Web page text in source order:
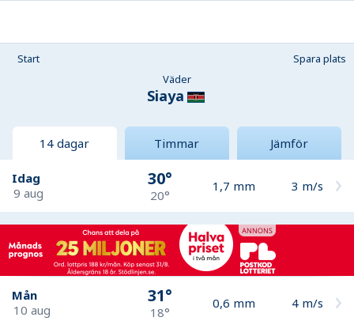
Start
Spara plats
Väder
Siaya
14 dagar Timmar Jämför
Idag
9 aug
30°
20°
1,7 mm 3 m/s
Mån
10 aug
31°
18°
0,6 mm 4 m/s